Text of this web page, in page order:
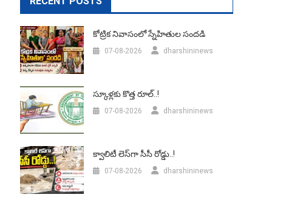
కోట్రిక నివాసంలో స్నేహితుల సందడి
07-08-2026 dharshininews
స్కూళ్లకు కొత్త రూల్..!
07-08-2026 dharshininews
క్వాలిటీ లెస్‌గా సీసీ రోడ్డు..!
07-08-2026 dharshininews